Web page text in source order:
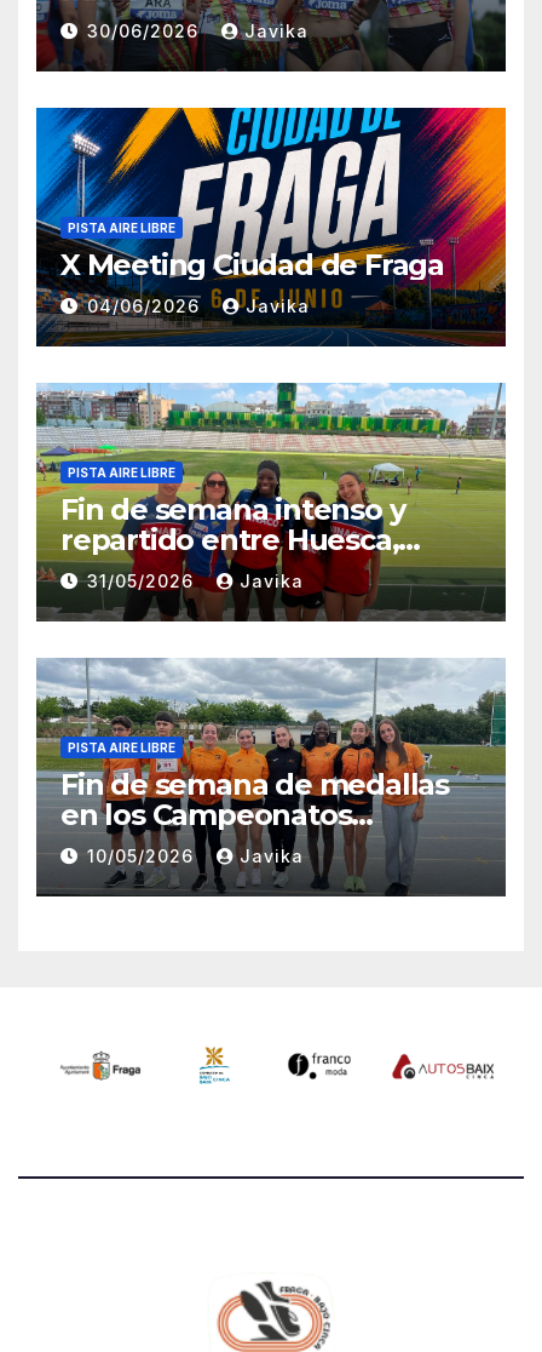
30/06/2026 Javika
PISTA AIRE LIBRE
X Meeting Ciudad de Fraga
04/06/2026 Javika
PISTA AIRE LIBRE
Fin de semana intenso y
repartido entre Huesca,
Zaragoza y Madrid para el
Club Atletismo Fraga
31/05/2026 Javika
PISTA AIRE LIBRE
Fin de semana de medallas
en los Campeonatos
Provinciales Sub-14 y Sub-16
10/05/2026 Javika